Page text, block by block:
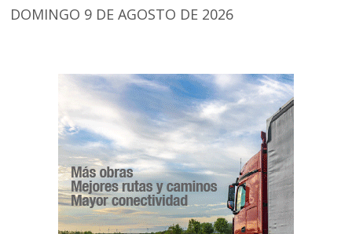
DOMINGO 9 DE AGOSTO DE 2026